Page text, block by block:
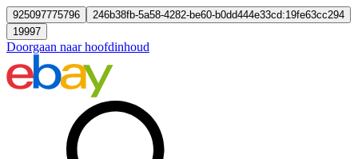
925097775796
246b38fb-5a58-4282-be60-b0dd444e33cd:19fe63cc294
19997
Doorgaan naar hoofdinhoud